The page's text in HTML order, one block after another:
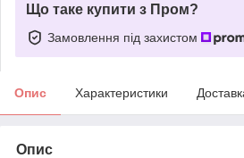
Що таке купити з Пром?
Замовлення під захистом
Опис Характеристики
Опис